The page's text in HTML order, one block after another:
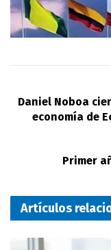
Daniel Noboa
economía de
Primer
Artículos